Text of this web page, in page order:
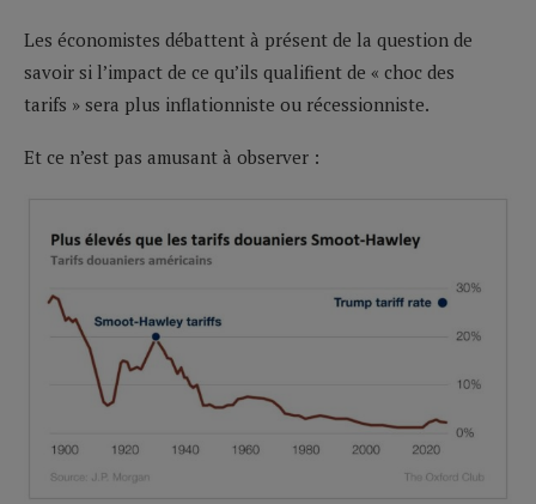
Les économistes débattent à présent de la question de
savoir si l’impact de ce qu’ils qualifient de « choc des
tarifs » sera plus inflationniste ou récessionniste.
Et ce n’est pas amusant à observer :